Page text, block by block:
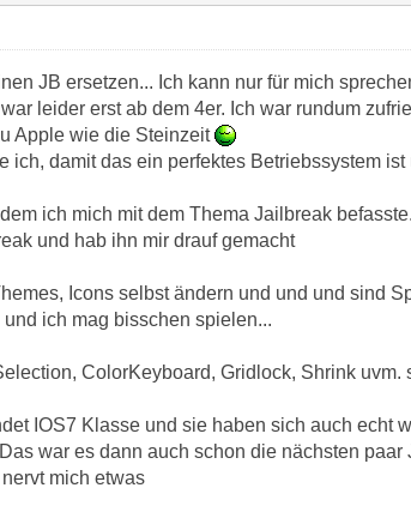
JB ersetzen... Ich kann nur für mich
leider erst ab dem 4er. Ich war rundum
Apple wie die Steinzeit
ich, damit das ein perfektes Betriebssystem
ich mich mit dem Thema Jailbreak
und hab ihn mir drauf gemacht
Icons selbst ändern und und und sind
ich mag bisschen spielen...
ColorKeyboard, Gridlock, Shrink
IOS7 Klasse und sie haben sich auch echt
war es dann auch schon die nächsten
mich etwas